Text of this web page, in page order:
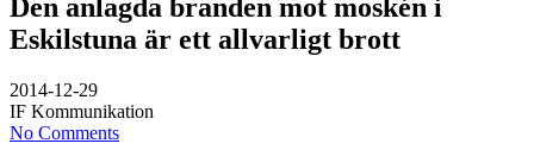
Den anlagda branden mot moskén i
Eskilstuna är ett allvarligt brott
2014-12-29
IF Kommunikation
No Comments